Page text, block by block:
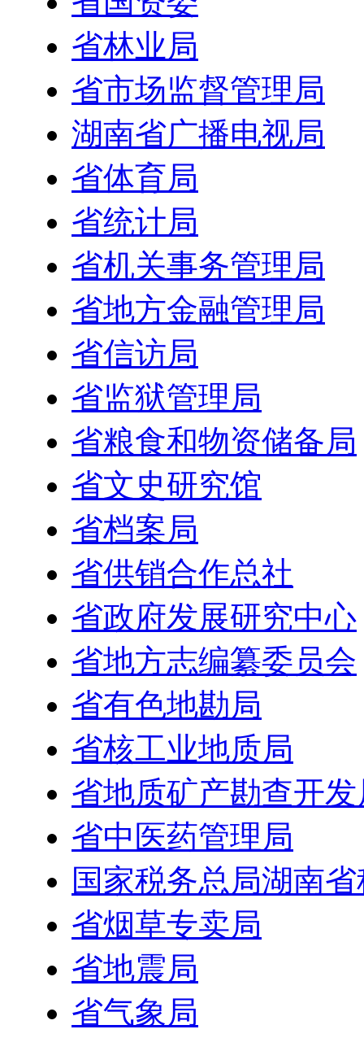
省林业局
省市场监督管理局
湖南省广播电视局
省体育局
省统计局
省机关事务管理局
省地方金融管理局
省信访局
省监狱管理局
省粮食和物资储备局
省文史研究馆
省档案局
省供销合作总社
省政府发展研究中心
省地方志编纂委员会
省有色地勘局
省核工业地质局
省地质矿产勘查开发
省中医药管理局
国家税务总局湖南
省烟草专卖局
省地震局
省气象局